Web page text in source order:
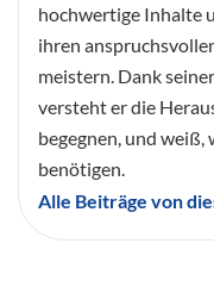
hochwertige Inhalte
ihren
meistern. Dank
versteht er die
begegnen, und
benötigen.
Alle Beiträge von